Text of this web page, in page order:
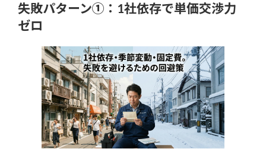
失敗パターン①：1社依存で単価交渉力
ゼロ